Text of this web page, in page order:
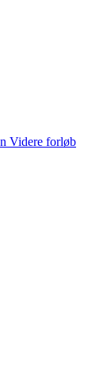
Videre forløb